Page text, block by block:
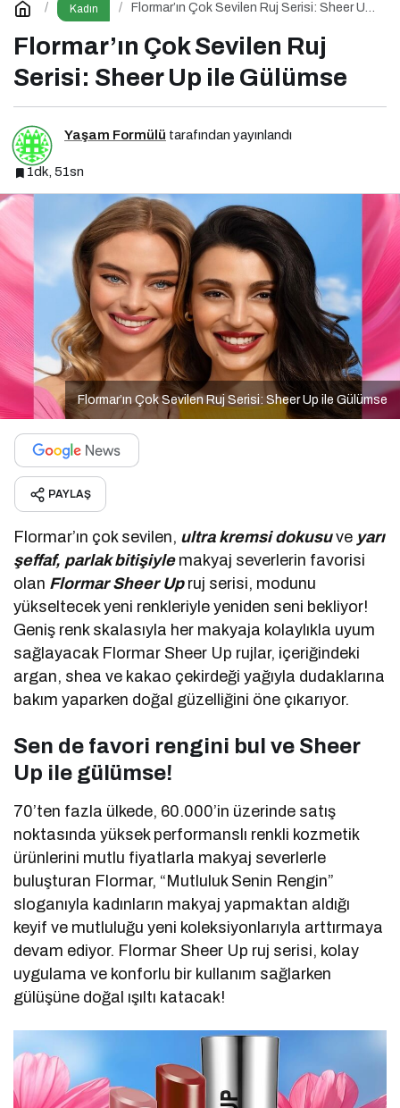
Kadın
Flormar’ın Çok Sevilen Ruj Serisi: Sheer Up
Flormar’ın Çok Sevilen Ruj
Serisi: Sheer Up ile Gülümse
Yaşam Formülü tarafından yayınlandı
1dk, 51sn
Flormar’ın Çok Sevilen Ruj Serisi: Sheer Up ile Gülümse
PAYLAŞ
Flormar’ın çok sevilen, ultra kremsi dokusuve yarı
şeffaf, parlak bitişiylemakyaj severlerin favorisi
olan Flormar Sheer Upruj serisi, modunu
yükseltecek yeni renkleriyle yeniden seni bekliyor!
Geniş renk skalasıyla her makyaja kolaylıkla uyum
sağlayacak Flormar Sheer Up rujlar, içeriğindeki
argan, shea ve kakao çekirdeği yağıyla dudaklarına
bakım yaparken doğal güzelliğini öne çıkarıyor.
Sen de favori rengini bul ve Sheer
Up ile gülümse!
70’ten fazla ülkede, 60.000’in üzerinde satış
noktasında yüksek performanslı renkli kozmetik
ürünlerini mutlu fiyatlarla makyaj severlerle
buluşturan Flormar, “Mutluluk Senin Rengin”
sloganıyla kadınların makyaj yapmaktan aldığı
keyif ve mutluluğu yeni koleksiyonlarıyla arttırmaya
devam ediyor. Flormar Sheer Up ruj serisi, kolay
uygulama ve konforlu bir kullanım sağlarken
gülüşüne doğal ışıltı katacak!